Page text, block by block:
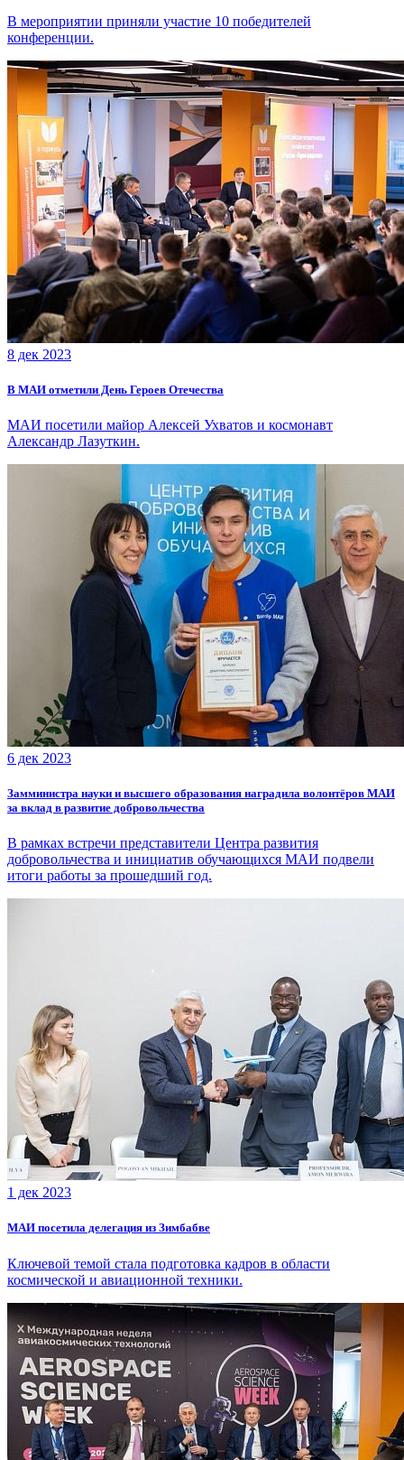
В мероприятии приняли участие 10 победителей
конференции.
8 дек 2023
В МАИ отметили День Героев Отечества
МАИ посетили майор Алексей Ухватов и космонавт
Александр Лазуткин.
6 дек 2023
Замминистра науки и высшего образования наградила волонтёров МАИ
за вклад в развитие добровольчества
В рамках встречи представители Центра развития
добровольчества и инициатив обучающихся МАИ подвели
итоги работы за прошедший год.
1 дек 2023
МАИ посетила делегация из Зимбабве
Ключевой темой стала подготовка кадров в области
космической и авиационной техники.